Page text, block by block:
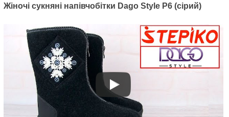
Жіночі сукняні напівчобітки Dago Style P6 (сірий)